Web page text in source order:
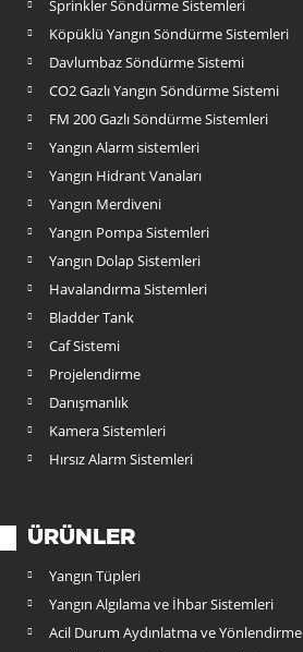
Sprinkler Söndürme Sistemleri
Köpüklü Yangın Söndürme Sistemleri
Davlumbaz Söndürme Sistemi
CO2 Gazlı Yangın Söndürme Sistemi
FM 200 Gazlı Söndürme Sistemleri
Yangın Alarm sistemleri
Yangın Hidrant Vanaları
Yangın Merdiveni
Yangın Pompa Sistemleri
Yangın Dolap Sistemleri
Havalandırma Sistemleri
Bladder Tank
Caf Sistemi
Projelendirme
Danışmanlık
Kamera Sistemleri
Hırsız Alarm Sistemleri
ÜRÜNLER
Yangın Tüpleri
Yangın Algılama ve İhbar Sistemleri
Acil Durum Aydınlatma ve Yönlendirme